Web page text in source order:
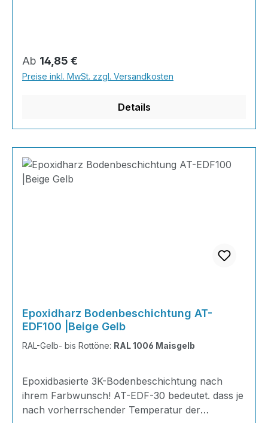
Gramm Härter20 Gramm Farbpaste nach Wahl
der RAL-Farben505 Gramm Feststoff
Regulärer Preis:
Ab 14,85 €
Preise inkl. MwSt. zzgl. Versandkosten
Details
Epoxidharz Bodenbeschichtung AT-
EDF100 |Beige Gelb
RAL-Gelb- bis Rottöne: RAL 1006 Maisgelb
Epoxidbasierte 3K-Bodenbeschichtung nach
ihrem Farbwunsch! AT-EDF-30 bedeutet. dass je
nach vorherrschender Temperatur der